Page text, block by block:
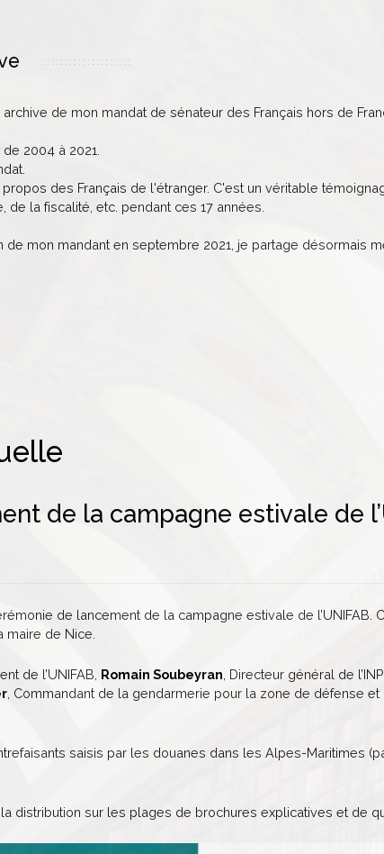
de mon mandat de sénateur des Français hors de
2004 à 2021.
des Français de l'étranger. C'est un véritable
la fiscalité, etc. pendant ces 17 années.
mon mandant en septembre 2021, je partage désormais
de la campagne estivale de
de lancement de la campagne estivale de
de Nice.
de l’UNIFAB, Romain Soubeyran , Directeur général de
, Commandant de la gendarmerie pour la zone de défense
saisis par les douanes dans les Alpes-Maritimes
distribution sur les plages de brochures explicatives et de